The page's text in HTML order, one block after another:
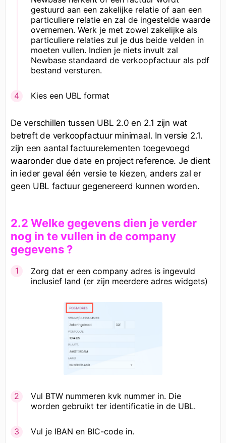
gestuurd aan een zakelijke relatie of aan een
particuliere relatie en zal de ingestelde waarde
overnemen. Werk je met zowel zakelijke als
particuliere relaties zul je dus beide velden in
moeten vullen. Indien je niets invult zal
Newbase standaard de verkoopfactuur als pdf
bestand versturen.
Kies een UBL format
De verschillen tussen UBL 2.0 en 2.1 zijn wat
betreft de verkoopfactuur minimaal. In versie 2.1.
zijn een aantal factuurelementen toegevoegd
waaronder due date en project reference. Je dient
in ieder geval één versie te kiezen, anders zal er
geen UBL factuur gegenereerd kunnen worden.
2.2 Welke gegevens dien je verder
nog in te vullen in de company
gegevens ?
Zorg dat er een company adres is ingevuld
inclusief land (er zijn meerdere adres widgets)
Vul BTW nummeren kvk nummer in. Die
worden gebruikt ter identificatie in de UBL.
Vul je IBAN en BIC-code in.